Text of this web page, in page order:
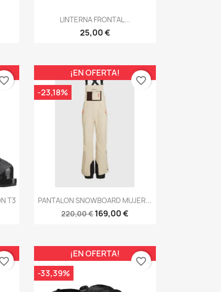
Vista rápida
LINTERNA FRONTAL...
25,00 €
T3
Vista rápida
PANTALON SNOWBOARD MUJER...
220,00 €169,00 €
¡EN OFERTA!
-23,18%
favorite_border
¡EN OFERTA!
-33,39%
favorite_border